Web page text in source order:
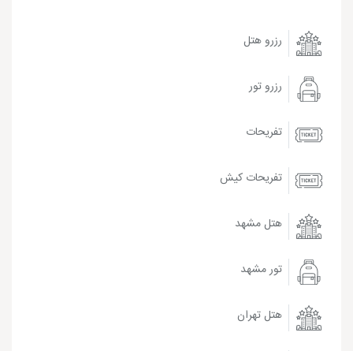
رزرو هتل
رزرو تور
تفریحات
تفریحات کیش
هتل مشهد
تور مشهد
هتل تهران